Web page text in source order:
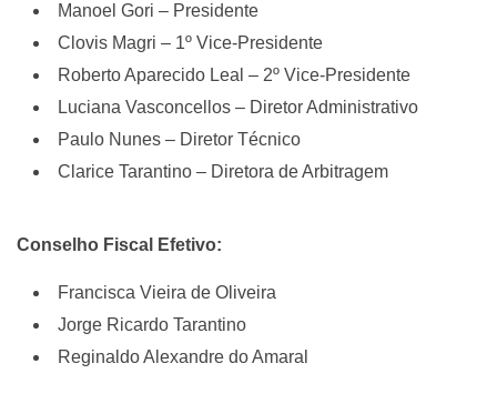
Manoel Gori – Presidente
Clovis Magri – 1º Vice-Presidente
Roberto Aparecido Leal – 2º Vice-Presidente
Luciana Vasconcellos – Diretor Administrativo
Paulo Nunes – Diretor Técnico
Clarice Tarantino – Diretora de Arbitragem
Conselho Fiscal Efetivo:
Francisca Vieira de Oliveira
Jorge Ricardo Tarantino
Reginaldo Alexandre do Amaral